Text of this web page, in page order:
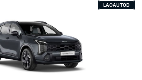
LAOAUTOD